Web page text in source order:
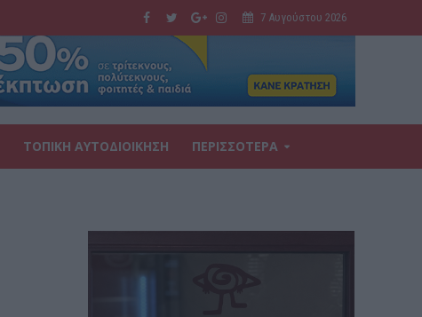
7 Αυγούστου 2026
ΤΟΠΙΚΗ ΑΥΤΟΔΙΟΙΚΗΣΗ ΠΕΡΙΣΣΟΤΕΡΑ